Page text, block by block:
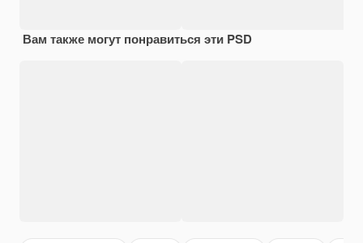
Вам также могут понравиться эти PSD